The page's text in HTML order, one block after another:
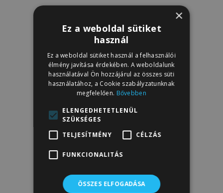
×
Ez a weboldal sütiket
használ
Ez a weboldal sütiket használ a felhasználói
élmény javítása érdekében. A weboldalunk
használatával Ön hozzájárul az összes süti
használatához, a Cookie szabályzatunknak
megfelelően. Bővebben
ELENGEDHETETLENÜL
SZÜKSÉGES
TELJESÍTMÉNY
CÉLZÁS
FUNKCIONALITÁS
ÖSSZES ELFOGADÁSA